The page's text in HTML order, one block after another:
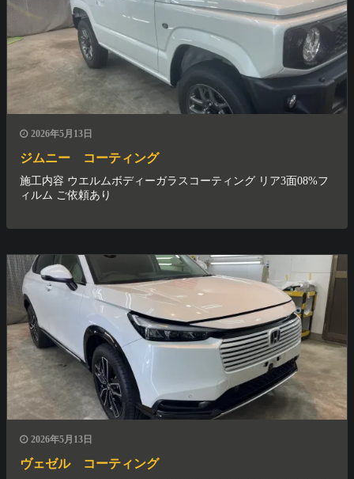
2026年5月13日
ジムニー コーティング
施工内容 ウエルムボディーガラスコーティング リア3面08%フ
ィルム ご依頼あり
2026年5月13日
ヴェゼル コーティング